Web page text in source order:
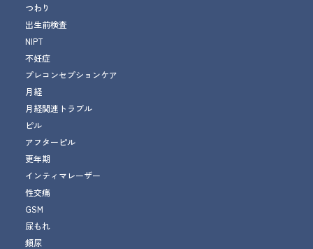
つわり
出生前検査
NIPT
不妊症
プレコンセプションケア
月経
月経関連トラブル
ピル
アフターピル
更年期
インティマレーザー
性交痛
GSM
尿もれ
頻尿